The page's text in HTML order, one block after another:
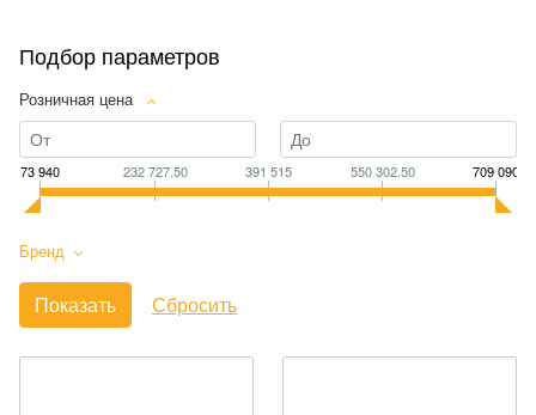
Подбор параметров
Розничная цена
73 940 232 727.50 391 515 550 302.50 709 090
Бренд